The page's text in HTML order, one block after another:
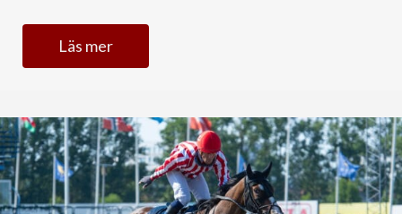
Läs mer